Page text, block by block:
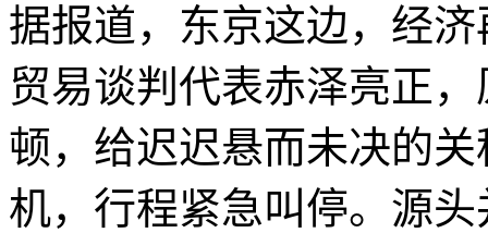
据报道，东京这边，经
贸易谈判代表赤泽亮正
顿，给迟迟悬而未决的
机，行程紧急叫停。源